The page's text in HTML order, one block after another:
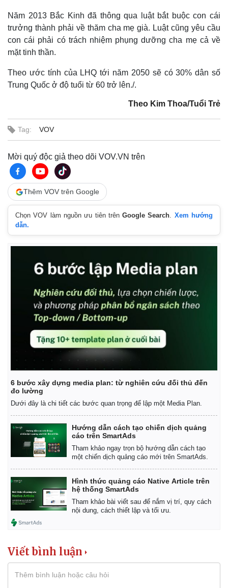
Cuộc sống đó đây
Ảnh
E-Magazine
Infographic
Năm 2013 Bắc Kinh đã thông qua luật bắt buộc con cái
trưởng thành phải về thăm cha mẹ già. Luật cũng yêu cầu
con cái phải có trách nhiệm phụng dưỡng cha mẹ cả về
mặt tinh thần.
Theo ước tính của LHQ tới năm 2050 sẽ có 30% dân số
Trung Quốc ở độ tuổi từ 60 trở lên./.
Theo Kim Thoa/Tuổi Trẻ
Tag: VOV
Mời quý độc giả theo dõi VOV.VN trên
Thêm VOV trên Google
Chọn VOV làm nguồn ưu tiên trênGoogle Search. Xem hướng
dẫn.
6 bước xây dựng media plan: từ nghiên cứu đối thủ đến
đo lường
Dưới đây là chi tiết các bước quan trọng để lập một Media Plan.
Hướng dẫn cách tạo chiến dịch quảng
cáo trên SmartAds
Tham khảo ngay trọn bộ hướng dẫn cách tạo
một chiến dịch quảng cáo mới trên SmartAds.
Hình thức quảng cáo Native Article trên
hệ thống SmartAds
Tham khảo bài viết sau để nắm vị trí, quy cách
nội dung, cách thiết lập và tối ưu.
Viết bình luận